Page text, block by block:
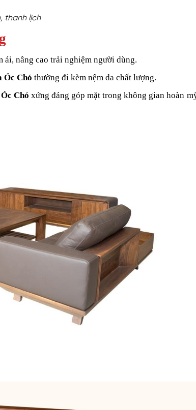
thanh lịch
ái, nâng cao trải nghiệm người dùng.
Óc Chó thường đi kèm nệm da chất lượng.
Chó xứng đáng góp mặt trong không gian hoàn